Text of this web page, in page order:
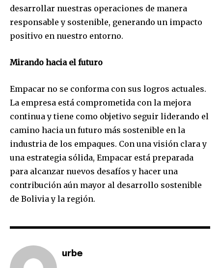
desarrollar nuestras operaciones de manera
responsable y sostenible, generando un impacto
positivo en nuestro entorno.
Mirando hacia el futuro
Empacar no se conforma con sus logros actuales.
La empresa está comprometida con la mejora
continua y tiene como objetivo seguir liderando el
camino hacia un futuro más sostenible en la
industria de los empaques. Con una visión clara y
una estrategia sólida, Empacar está preparada
para alcanzar nuevos desafíos y hacer una
contribución aún mayor al desarrollo sostenible
de Bolivia y la región.
urbe